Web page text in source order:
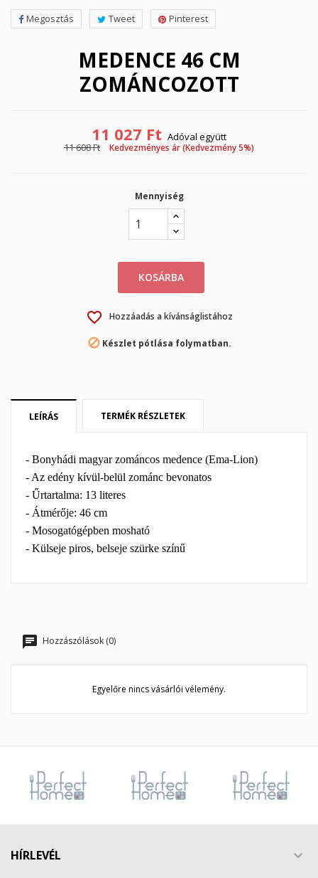
Megosztás Tweet Pinterest
MEDENCE 46 CM
ZOMÁNCOZOTT
11 027 Ft Adóval együtt
11 608 Ft
Kedvezményes ár (Kedvezmény 5%)
Mennyiség
KOSÁRBA
favorite_border Hozzáadás a kívánságlistához
 Készlet pótlása folymatban.
LEÍRÁS TERMÉK RÉSZLETEK
- Bonyhádi magyar zománcos medence (Ema-Lion)
- Az edény kívül-belül zománc bevonatos
- Űrtartalma: 13 literes
- Átmérője: 46 cm
- Mosogatógépben mosható
- Külseje piros, belseje szürke színű
Hozzászólások (0)
Egyelőre nincs vásárlói vélemény.
HÍRLEVÉL 
My wishlists
Kívánságlista létrehozása
Kívánságlista neve
Kívánságlista létrehozása
Bejelentkezés
Be kell jelentkezned a termékek kívánságlistába történő